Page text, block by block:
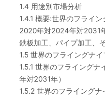
1.4 用途別市場分析
1.4.1 概要:世界のフライ
2020年対2024年対2031
鉄板加工、パイプ加工、
1.5 世界のフライングナ
1.5.1 世界のフライング
年対2031年）
1.5.2 世界のフライング